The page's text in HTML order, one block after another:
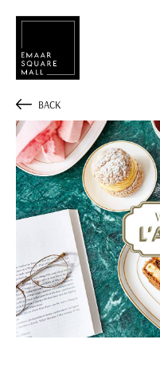
BACK
Mağaza, restaurant, etkinlik
POPÜLER ARAMALAR
Alışveriş Lezzet
Kampanyalar